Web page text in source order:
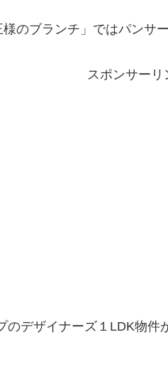
のブランチ」ではパンサ
スポンサーリ
デザイナーズ１LDK物件